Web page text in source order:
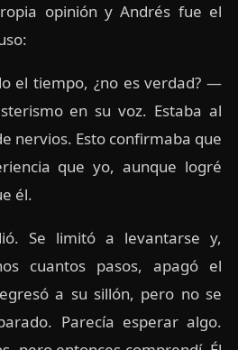
opinión y Andrés fue el
el tiempo, ¿no es verdad? —
en su voz. Estaba al
nervios. Esto confirmaba que
que yo, aunque logré
él.
Se limitó a levantarse y,
cuantos pasos, apagó el
a su sillón, pero no se
Parecía esperar algo.